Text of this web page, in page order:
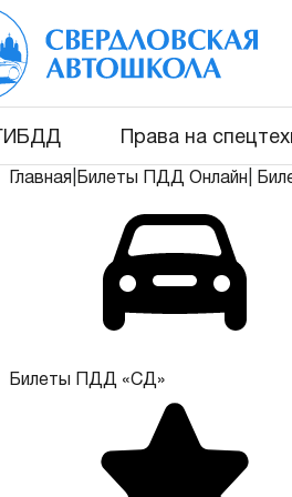
Права на
Главная Билеты ПДД Онлайн
Билеты ПДД «СД»